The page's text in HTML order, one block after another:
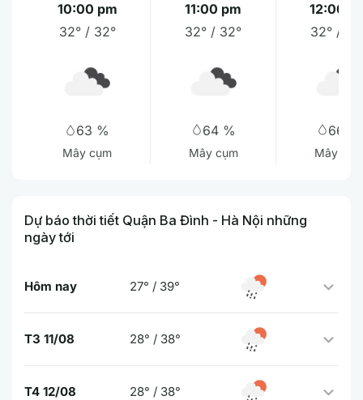
10:00 pm
32° / 32°
63 %
Mây cụm
11:00 pm
32° / 32°
64 %
Mây cụm
12:00
32° /
66 %
Mây cụm
Dự báo thời tiết Quận Ba Đình - Hà Nội những
ngày tới
Hôm nay 27° / 39°
T3 11/08 28° / 38°
T4 12/08 28° / 38°